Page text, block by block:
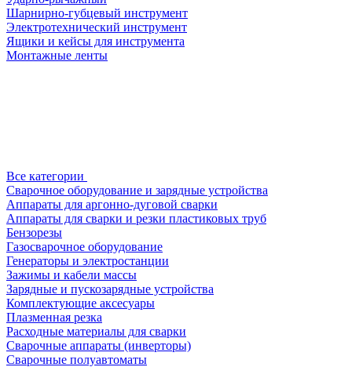
Шарнирно-губцевый инструмент
Электротехнический инструмент
Ящики и кейсы для инструмента
Монтажные ленты
Все категории
Сварочное оборудование и зарядные устройства
Аппараты для аргонно-дуговой сварки
Аппараты для сварки и резки пластиковых труб
Бензорезы
Газосварочное оборудование
Генераторы и электростанции
Зажимы и кабели массы
Зарядные и пускозарядные устройства
Комплектующие аксесуары
Плазменная резка
Расходные материалы для сварки
Сварочные аппараты (инверторы)
Сварочные полуавтоматы